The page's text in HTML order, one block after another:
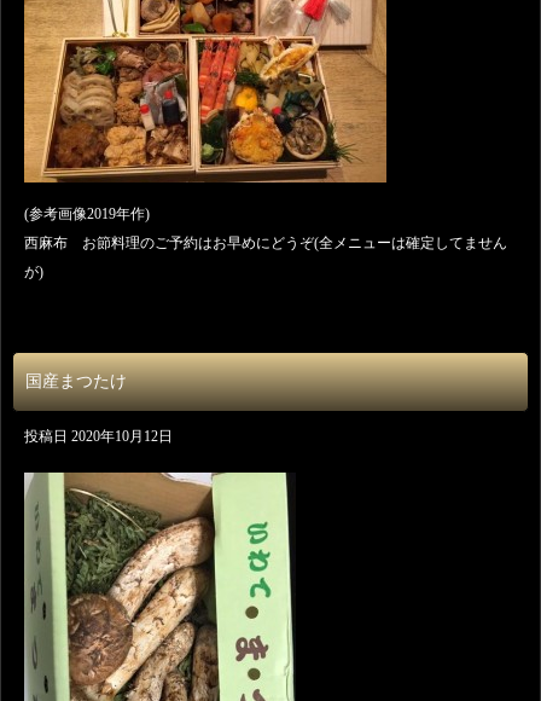
(参考画像2019年作)
西麻布 お節料理のご予約はお早めにどうぞ(全メニューは確定してません
が)
国産まつたけ
投稿日 2020年10月12日